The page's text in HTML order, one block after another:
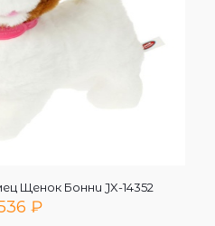
Щенок Бонни JX-14352
₽